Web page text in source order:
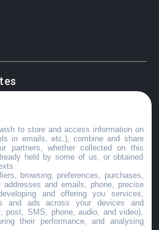
wish to store and access information on
in emails, etc.), combine and share
partners, whether collected on this
held by some of us, or obtained
browsing, preferences, purchases,
addresses and emails, phone, precise
and offering you services,
and ads across your devices and
post, SMS, phone, audio, and video),
their performance, and analysing